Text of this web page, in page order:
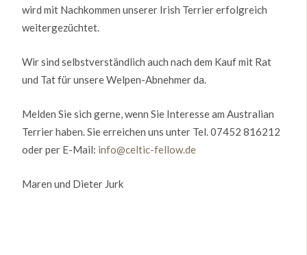
wird mit Nachkommen unserer Irish Terrier erfolgreich
weitergezüchtet.
Wir sind selbstverständlich auch nach dem Kauf mit Rat
und Tat für unsere Welpen-Abnehmer da.
Melden Sie sich gerne, wenn Sie Interesse am Australian
Terrier haben. Sie erreichen uns unter Tel. 07452 816212
oder per E-Mail: info@celtic-fellow.de
Maren und Dieter Jurk